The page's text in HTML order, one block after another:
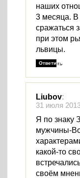
наших
3 месяца. В
сражаться
при этом
львицы.
Ответить
Liubov:
31 июля
Я по знаку
мужчины-
какой-то
своём